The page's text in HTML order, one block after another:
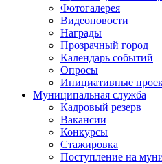
Фотогалерея
Видеоновости
Награды
Прозрачный город
Календарь событий
Опросы
Инициативные
Муниципальная служба
Кадровый резерв
Вакансии
Конкурсы
Стажировка
Поступление на